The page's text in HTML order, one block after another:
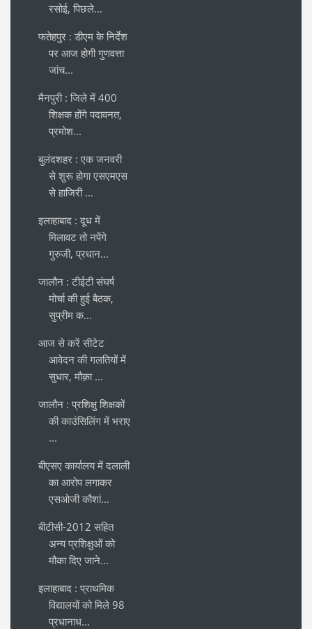
रसोई, पिछले...
फतेहपुर : डीएम के निर्देश
पर आज होगी गुणवत्ता
जांच...
मैनपुरी : जिले में 400
शिक्षक होंगे पदावनत,
प्रमोश...
बुलंदशहर : एक जनवरी
से शुरू होगा एसएमएस
से हाजिरी ...
इलाहाबाद : दूध में
मिलावट तो नपेंगे
गुरुजी, प्रधान...
जालौन : टीईटी संघर्ष
मोर्चा की हुई बैठक,
सुप्रीम क...
आज से करें सीटेट
आवेदन की गलतियों में
सुधार, मौक़ा ...
जालौन : प्रशिक्षु शिक्षकों
की काउंसिलिंग में भराए
...
बीएसए कार्यालय में दलाली
का आरोप लगाकर
एसओजी कौशां...
बीटीसी-2012 सहित
अन्य प्रशिक्षुओं को
मौका दिए जाने...
इलाहाबाद : प्राथमिक
विद्यालयों को मिले 98
प्रधानाध...